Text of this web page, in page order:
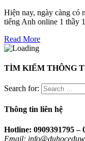
Hiện nay, ngày càng có
tiếng Anh online 1 thầy
Read More
TÌM KIẾM THÔNG
Search for:
Thông tin liên hệ
Hotline: 0909391795 –
Email: